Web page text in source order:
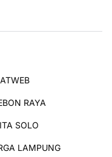
RAYA
SOLO
LAMPUNG